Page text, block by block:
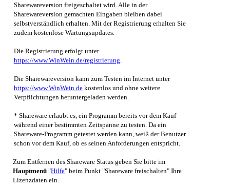
Sharewareversion freigeschaltet wird. Alle in der
Sharewareversion gemachten Eingaben bleiben dabei
selbstverständlich erhalten. Mit der Registrierung erhalten Sie
zudem kostenlose Wartungsupdates.
Die Registrierung erfolgt unter
https://www.WinWein.de/registrierung
Die Sharewareversion kann zum Testen im Internet unter
https://www.WinWein.dekostenlos und ohne weitere
Verpflichtungen heruntergeladen werden.
* Shareware erlaubt es, ein Programm bereits vor dem Kauf
während einer bestimmten Zeitspanne zu testen. Da ein
Shareware-Programm getestet werden kann, weiß der Benutzer
schon vor dem Kauf, ob es seinen Anforderungen entspricht.
Zum Entfernen des Shareware Status geben Sie bitte im
Hauptmenü "Hilfe" beim Punkt "Shareware freischalten" Ihre
Lizenzdaten ein.